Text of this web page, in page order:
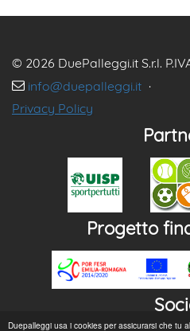
Duepalleggi usa i cookies per assicurarsi che tu
© 2026 DuePalleggi.it S.r.l.
info@duepalleggi.it ·
Privacy Policy
Progetto